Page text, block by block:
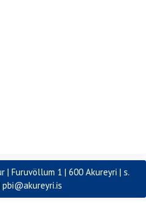
Furuvöllum 1 | 600 Akureyri | s.
pbi@akureyri.is